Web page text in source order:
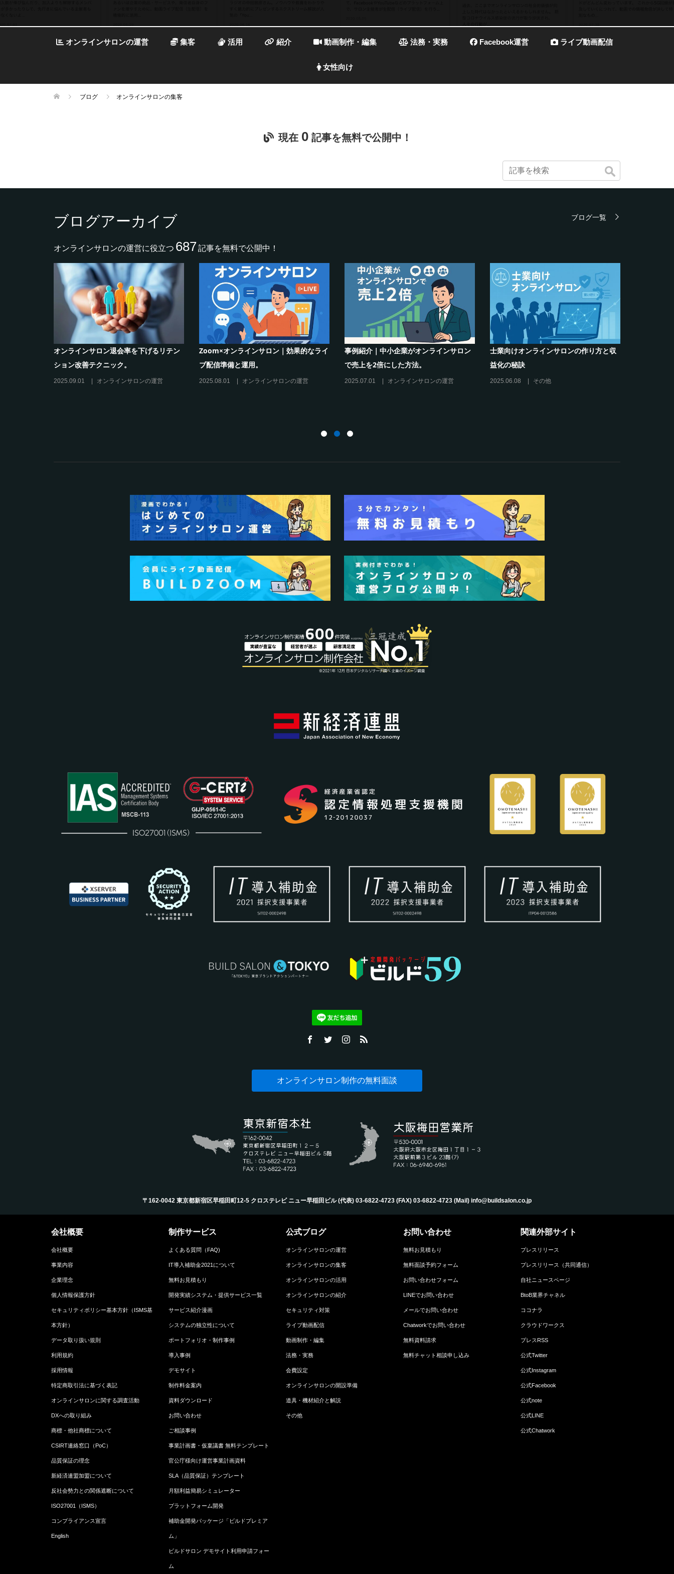
オンラインサロンの運営 集客 活用 紹介 動画制作・編集 法務・実務 Facebook運営 ライブ動画配信
女性向け
ブログ オンラインサロンの集客
現在 0記事を無料で公開中！
ブログアーカイブ
オンラインサロンの運営に役立つ 687記事を無料で公開中！
ブログ一覧
オンラインサロン退会率を下げるリテン
ション改善テクニック。
2025.09.01 オンラインサロンの運営
Zoom×オンラインサロン｜効果的なライ
ブ配信準備と運用。
2025.08.01 オンラインサロンの運営
事例紹介｜中小企業がオンラインサロン
で売上を2倍にした方法。
2025.07.01 オンラインサロンの運営
士業向けオンラインサロンの作り方と収
益化の秘訣
2025.06.08 その他
クリエイター系オ
オンラインサロン制作の無料面談
〒162-0042 東京都新宿区早稲田町12-5 クロステレビ ニュー早稲田ビル (代表) 03-6822-4723‬ (FAX) 03-6822-4723‬ (Mail) info@buildsalon.co.jp
会社概要
会社概要
事業内容
企業理念
個人情報保護方針
セキュリティポリシー基本方針（ISMS基
本方針）
データ取り扱い規則
利用規約
採用情報
特定商取引法に基づく表記
オンラインサロンに関する調査活動
DXへの取り組み
商標・他社商標について
CSIRT連絡窓口（PoC）
品質保証の理念
新経済連盟加盟について
反社会勢力との関係遮断について
ISO27001（ISMS）
コンプライアンス宣言
English
制作サービス
よくある質問（FAQ)
IT導入補助金2021について
無料お見積もり
開発実績システム・提供サービス一覧
サービス紹介漫画
システムの独立性について
ポートフォリオ・制作事例
導入事例
デモサイト
制作料金案内
資料ダウンロード
お問い合わせ
ご相談事例
事業計画書・仮稟議書 無料テンプレート
官公庁様向け運営事業計画資料
SLA（品質保証）テンプレート
月額利益簡易シミュレーター
プラットフォーム開発
補助金開発パッケージ「ビルドプレミア
ム」
ビルドサロン デモサイト利用申請フォー
ム
公式ブログ
オンラインサロンの運営
オンラインサロンの集客
オンラインサロンの活用
オンラインサロンの紹介
セキュリティ対策
ライブ動画配信
動画制作・編集
法務・実務
会費設定
オンラインサロンの開設準備
道具・機材紹介と解説
その他
お問い合わせ
無料お見積もり
無料面談予約フォーム
お問い合わせフォーム
LINEでお問い合わせ
メールでお問い合わせ
Chatworkでお問い合わせ
無料資料請求
無料チャット相談申し込み
関連外部サイト
プレスリリース
プレスリリース（共同通信）
自社ニュースページ
BtoB業界チャネル
ココナラ
クラウドワークス
プレスRSS
公式Twitter
公式Instagram
公式Facebook
公式note
公式LINE
公式Chatwork